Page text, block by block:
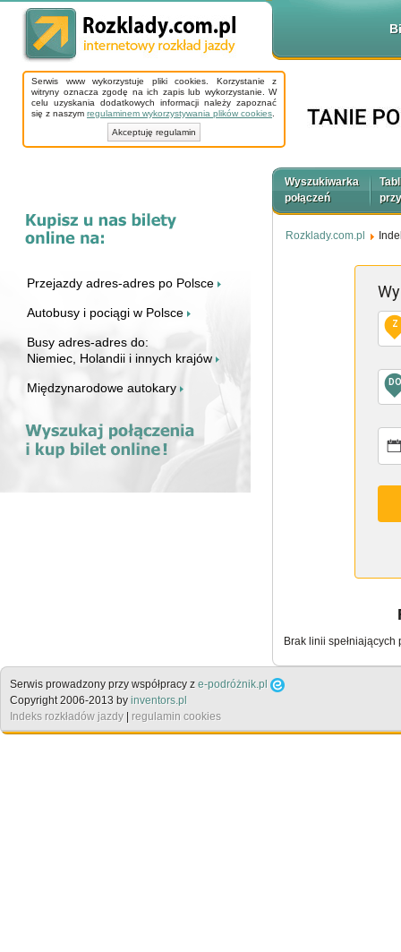
Serwis www wykorzystuje pliki cookies. Korzystanie z
witryny oznacza zgodę na ich zapis lub wykorzystanie. W
celu uzyskania dodatkowych informacji należy zapoznać
się z naszym regulaminem wykorzystywania plików cookies
Akceptuję regulamin
Przejazdy adres-adres po Polsce
Autobusy i pociągi w Polsce
Busy adres-adres do:
Niemiec, Holandii i innych krajów
Międzynarodowe autokary
Wyszukiwarka
połączeń
Rozklady.com.pl
Z
DO
Brak linii spełniających
Serwis prowadzony przy współpracy z e-podróżnik.pl
Copyright 2006-2013 by inventors.pl
Indeks rozkładów jazdy
regulamin cookies